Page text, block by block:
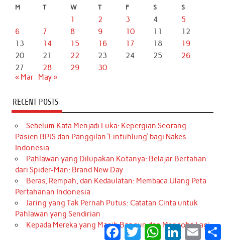
M T W T F S S
1 2 3 4
5
6
7 8 9 10 11
12
13
14 15 16 17 18
19
20
21 22 23 24 25
26
27
28 29
30
« Mar May »
RECENT POSTS
Sebelum Kata Menjadi Luka: Kepergian Seorang
Pasien BPJS dan Panggilan ‘Einfühlung’ bagi Nakes
Indonesia
Pahlawan yang Dilupakan Kotanya: Belajar Bertahan
dari Spider-Man: Brand New Day
Beras, Rempah, dan Kedaulatan: Membaca Ulang Peta
Pertahanan Indonesia
Jaring yang Tak Pernah Putus: Catatan Cinta untuk
Pahlawan yang Sendirian
Kepada Mereka yang Masih Bangun dan Mencoba Lagi
Facebook
TwitterWhatsApp
LinkedInEmail